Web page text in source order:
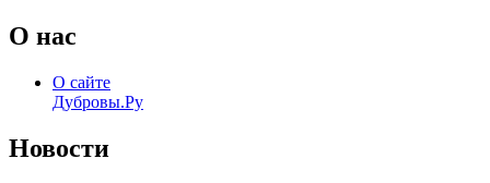
О нас
О сайте
Дубровы.Ру
Новости